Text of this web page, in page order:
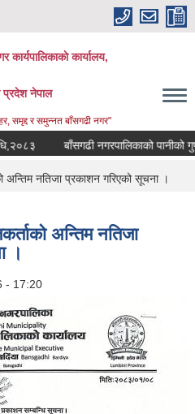
कार्यपालिकाकाे कार्यालय,
प्रदेश नेपाल
समृद्द र समुन्नत बाँसगढी नगर"
बाँसगढी नगरपालिकाको पानीको
अन्तिम नतिजा प्रकाशन गरिएको सूचना ।
अन्तिम नतिजा
।
- 17:20